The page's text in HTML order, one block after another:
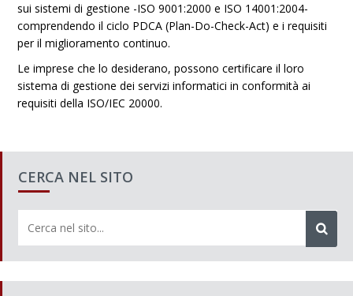
sui sistemi di gestione -ISO 9001:2000 e ISO 14001:2004-
comprendendo il ciclo PDCA (Plan-Do-Check-Act) e i requisiti
per il miglioramento continuo.
Le imprese che lo desiderano, possono certificare il loro
sistema di gestione dei servizi informatici in conformità ai
requisiti della ISO/IEC 20000.
CERCA NEL SITO